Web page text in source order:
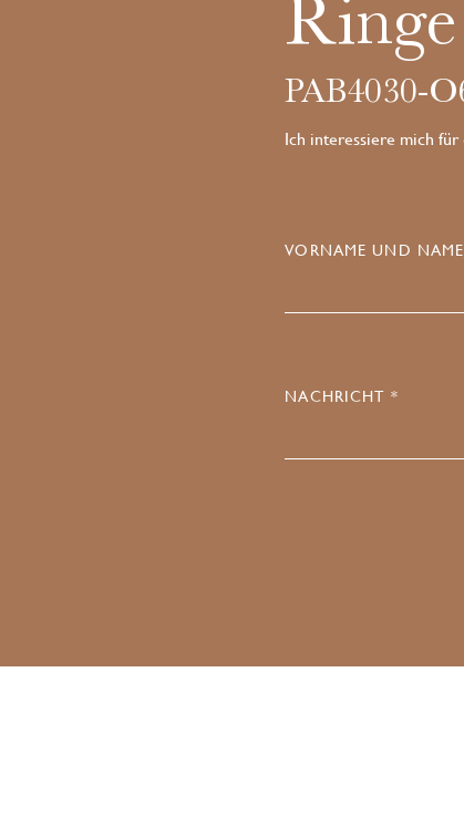
PAB4030-
Ich interessiere mich für
VORNAME UND
NACHRICHT *